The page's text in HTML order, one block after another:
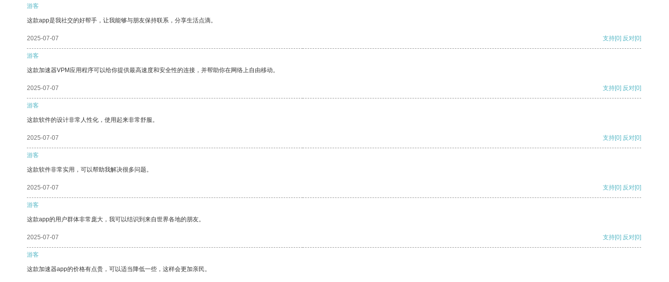
游客
这款app是我社交的好帮手，让我能够与朋友保持联系，分享生活点滴。
2025-07-07 支持[0] 反对[0]
游客
这款加速器VPM应用程序可以给你提供最高速度和安全性的连接，并帮助你在网络上自由移动。
2025-07-07 支持[0] 反对[0]
游客
这款软件的设计非常人性化，使用起来非常舒服。
2025-07-07 支持[0] 反对[0]
游客
这款软件非常实用，可以帮助我解决很多问题。
2025-07-07 支持[0] 反对[0]
游客
这款app的用户群体非常庞大，我可以结识到来自世界各地的朋友。
2025-07-07 支持[0] 反对[0]
游客
这款加速器app的价格有点贵，可以适当降低一些，这样会更加亲民。